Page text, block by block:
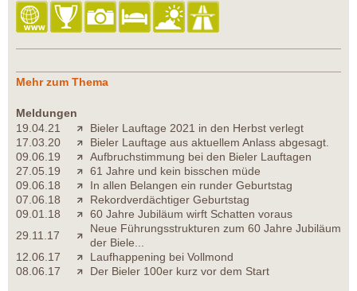
Mehr zum Thema
Meldungen
19.04.21
Bieler Lauftage 2021 in den Herbst verlegt
17.03.20
Bieler Lauftage aus aktuellem Anlass abgesagt.
09.06.19
Aufbruchstimmung bei den Bieler Lauftagen
27.05.19
61 Jahre und kein bisschen müde
09.06.18
In allen Belangen ein runder Geburtstag
07.06.18
Rekordverdächtiger Geburtstag
09.01.18
60 Jahre Jubiläum wirft Schatten voraus
29.11.17
Neue Führungsstrukturen zum 60 Jahre Jubiläum
der Biele...
12.06.17
Laufhappening bei Vollmond
08.06.17
Der Bieler 100er kurz vor dem Start